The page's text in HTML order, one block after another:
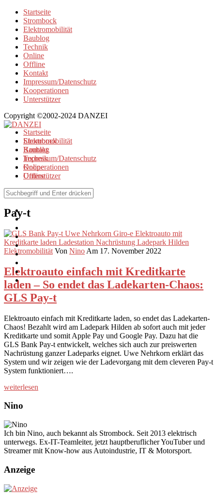
Startseite
Strombock
Elektromobilität
Baublog
Technik
Online
Offline
Kontakt
Impressum/Datenschutz
Kooperationen
Unterstützer
Copyright ©2002-2024 DANZEI
Startseite
Strombock
Kontakt
Impressum/Datenschutz
Kooperationen
Unterstützer
Elektromobilität
Baublog
Technik
Online
Offline
Browse Tag
Pay-t
Elektromobilität Von Nino Am 17. November 2022
Elektroauto einfach mit Kreditkarte
laden – So endet das Ladekarten-Chaos:
GLS Pay-t
Elektroauto einfach mit Kreditkarte laden, so endet das Ladekarten-
Chaos! Bezahlt wird am Ladepark Hilden ab sofort auch mit jeder
Kreditkarte und somit Apple Pay und Google Pay. Dazu hat die
GLS Bank Pay-t entwickelt, welches sich auch zur preiswerten
Nachrüstung ganzer Ladeparks eignet. Uwe Nehrkorn erklärt das
System und wir zeigen wie der Ladevorgang mit dem cleveren Pay-t
System funktioniert….
weiterlesen
Nino
Ich bin Nino, auch bekannt als Strombock. Seit 2013 elektrisch
unterwegs. Ex-IT-Teamleiter, jetzt hauptberuflicher YouTuber und
Streamer mit Know-how aus Autoindustrie, IT & Motorsport.
Anzeige